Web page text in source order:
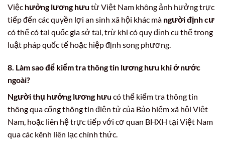
Việc hưởng lương hưu từ Việt Nam không ảnh hưởng trực
tiếp đến các quyền lợi an sinh xã hội khác mà người định cư
có thể có tại quốc gia sở tại, trừ khi có quy định cụ thể trong
luật pháp quốc tế hoặc hiệp định song phương.
8. Làm sao để kiểm tra thông tin lương hưu khi ở nước
ngoài?
Người thụ hưởng lương hưu có thể kiểm tra thông tin
thông qua cổng thông tin điện tử của Bảo hiểm xã hội Việt
Nam, hoặc liên hệ trực tiếp với cơ quan BHXH tại Việt Nam
qua các kênh liên lạc chính thức.